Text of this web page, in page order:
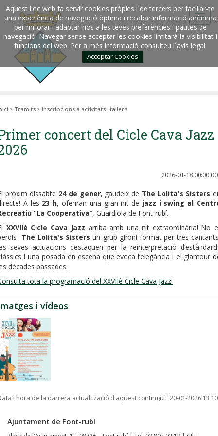
Aquest lloc web fa servir cookies pròpies i de tercers per faciliar-te
una experiència de navegació òptima i recabar informació anònima
per millorar i adaptar-nos a les teves preferències i pautes de
navegació. Navegar sense acceptar les cookies limitarà la visibilitat i
funcions del web. Per a més informació consulteu l´avis legal.
Acceptar Cookies
>Tràmits > Inscripcions a activitats i tallers
concert del Cicle Cava Jazz
2026-01-18 00:00:00
pròxim dissabte 24 de gener, gaudeix de The Lolita's Sisters
A les 23 h, oferiran una gran nit de jazz i swing al
“La Cooperativa”, Guardiola de Font-rubí.
XXVIIè Cicle Cava Jazz arriba amb una nit extraordinària! No
The Lolita's Sistersun grup gironí format per tres
seves actuacions destaquen per la reinterpretació
i una posada en escena que evoca l’elegància i el glamour
dècades passades.
tota la programació del XXVIIè Cicle Cava Jazz!
i vídeos
i hora de la darrera actualització d'aquest contingut: '20-01-2026 13:10
Ajuntament de Font-rubí